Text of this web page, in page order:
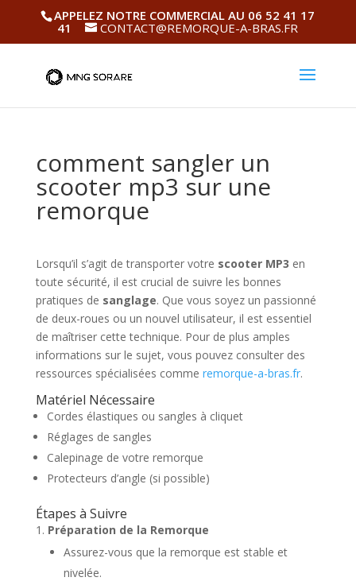
APPELEZ NOTRE COMMERCIAL AU 06 52 41 17
41
CONTACT@REMORQUE-A-BRAS.FR
comment sangler un
scooter mp3 sur une
remorque
Lorsqu’il s’agit de transporter votre scooter MP3 en
toute sécurité, il est crucial de suivre les bonnes
pratiques de sanglage. Que vous soyez un passionné
de deux-roues ou un nouvel utilisateur, il est essentiel
de maîtriser cette technique. Pour de plus amples
informations sur le sujet, vous pouvez consulter des
ressources spécialisées comme remorque-a-bras.fr.
Matériel Nécessaire
Cordes élastiques ou sangles à cliquet
Réglages de sangles
Calepinage de votre remorque
Protecteurs d’angle (si possible)
Étapes à Suivre
Préparation de la Remorque
Assurez-vous que la remorque est stable et
nivelée.